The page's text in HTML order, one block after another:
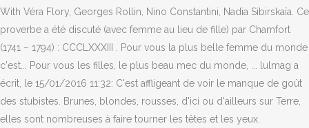
With Véra Flory, Georges Rollin, Nino Constantini, Nadia Sibirskaïa. Ce
proverbe a été discuté (avec femme au lieu de fille) par Chamfort
(1741 – 1794) : CCCLXXXIII . Pour vous la plus belle femme du monde
c'est... Pour vous les filles, le plus beau mec du monde, ... lulmag a
écrit, le 15/01/2016 11:32: C'est affligeant de voir le manque de goût
des stubistes. Brunes, blondes, rousses, d'ici ou d'ailleurs sur Terre,
elles sont nombreuses à faire tourner les têtes et les yeux.